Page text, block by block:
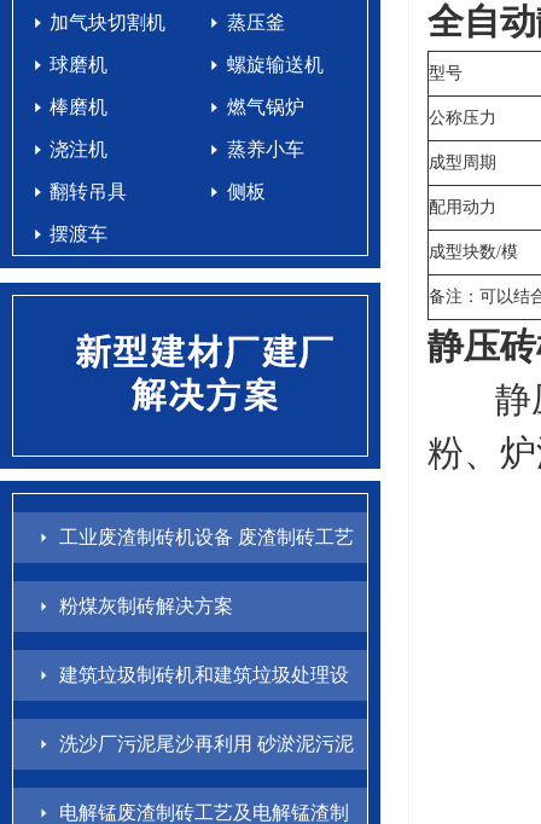
加气块切割机 蒸压釜
球磨机 螺旋输送机
棒磨机 燃气锅炉
浇注机 蒸养小车
翻转吊具 侧板
摆渡车
工业废渣制砖机设备 废渣制砖工艺
配方
粉煤灰制砖解决方案
建筑垃圾制砖机和建筑垃圾处理设
备解决方案
洗沙厂污泥尾沙再利用 砂淤泥污泥
制砖方案
电解锰废渣制砖工艺及电解锰渣制
全自
型号
公称压力
成型周期
配用动力
成型块数/模
备注：可以结
静压
静压
粉、